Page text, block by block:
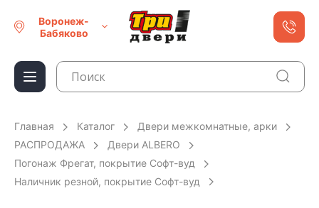
Воронеж-
Бабяково
Главная Каталог
Двери межкомнатные, арки
РАСПРОДАЖА
Двери ALBERO
Погонаж Фрегат, покрытие Софт-вуд
Наличник резной, покрытие Софт-вуд